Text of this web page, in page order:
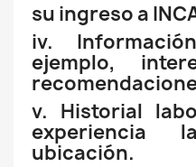
su ingreso a
iv.
ejemplo,
v. Historial
experiencia
ubicación.